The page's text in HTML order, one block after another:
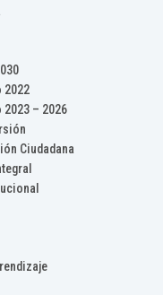
2022
– 2026
Ciudadana